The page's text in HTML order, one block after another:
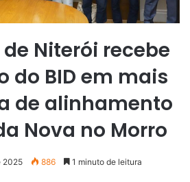
Niterói recebe
do BID em mais
de alinhamento
Nova no Morro
2025 886 1 minuto de leitura